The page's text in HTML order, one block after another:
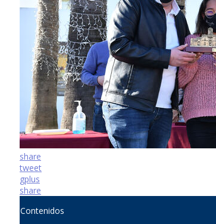
share
tweet
gplus
share
Contenidos